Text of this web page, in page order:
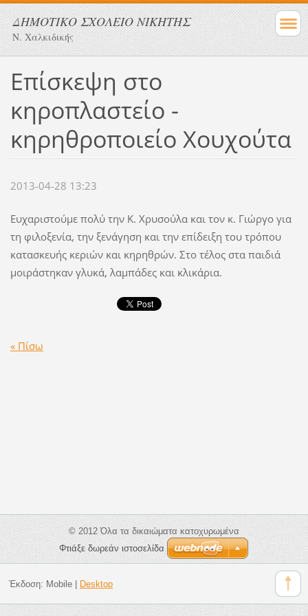
ΔΗΜΟΤΙΚΟ ΣΧΟΛΕΙΟ ΝΙΚΗΤΗΣ
Ν. Χαλκιδικής
Επίσκεψη στο
κηροπλαστείο -
κηρηθροποιείο Χουχούτα
2013-04-28 13:23
Ευχαριστούμε πολύ την Κ. Χρυσούλα και τον κ. Γιώργο για
τη φιλοξενία, την ξενάγηση και την επίδειξη του τρόπου
κατασκευής κεριών και κηρηθρών. Στο τέλος στα παιδιά
μοιράστηκαν γλυκά, λαμπάδες και κλικάρια.
« Πίσω
© 2012 Όλα τα δικαιώματα κατοχυρωμένα
Φτιάξε δωρεάν ιστοσελίδα
Έκδοση: Mobile| Desktop